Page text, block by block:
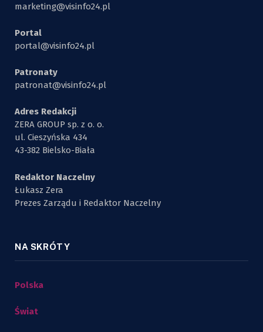
marketing@visinfo24.pl
Portal
portal@visinfo24.pl
Patronaty
patronat@visinfo24.pl
Adres Redakcji
ZERA GROUP sp. z o. o.
ul. Cieszyńska 434
43-382 Bielsko-Biała
Redaktor Naczelny
Łukasz Zera
Prezes Zarządu i Redaktor Naczelny
NA SKRÓTY
Polska
Świat